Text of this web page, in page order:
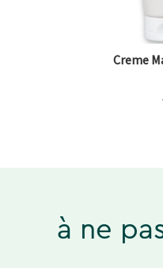
Creme
à ne